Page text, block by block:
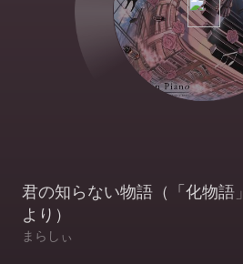
君の知らない物語（「化物語」
より）
まらしぃ